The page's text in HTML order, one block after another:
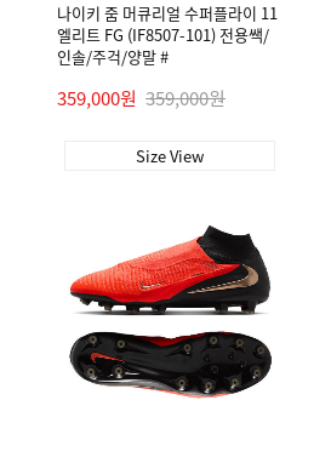
나이키 줌 머큐리얼 수퍼플라이 11
엘리트 FG (IF8507-101) 전용쌕/
인솔/주걱/양말 #
359,000원 359,000원
Size View